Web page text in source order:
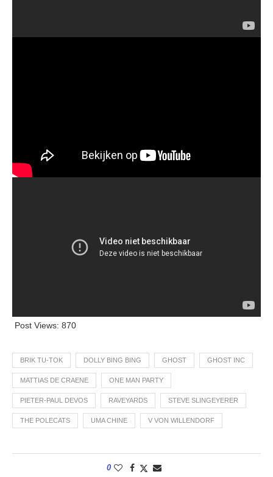
Post Views: 870
BRIK TU-TOK DOLLY BING BING GHOST GHOST INC
MATTIAS DE CRAENE ONE MAN PARTY
PIETER-PAUL DEVOS RAVEYARDS STEVE SLINGEYERER
THE POLECATS UMA CHINE V VON WILLENDORF
0